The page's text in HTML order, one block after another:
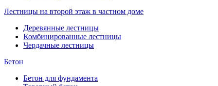
Лестницы на второй этаж в частном доме
Деревянные лестницы
Комбинированные лестницы
Чердачные лестницы
Бетон
Бетон для фундамента